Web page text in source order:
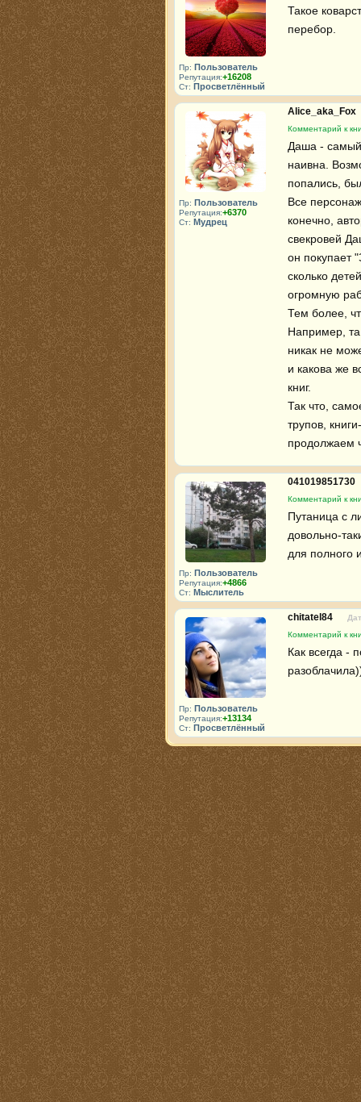
Пр: Пользователь
Репутация:+16208
Ст: Просветлённый
Такое
перебор.
Пр: Пользователь
Репутация:+6370
Ст: Мудрец
Alice_aka_Fox
Комментарий к
Даша -
наивна.
попались,
Все
конечно,
свекровей
он покупает
сколько
огромную
Тем более,
Например,
никак не
и какова же
книг.
Так что,
трупов,
продолжаем
Пр: Пользователь
Репутация:+4866
Ст: Мыслитель
041019851730
Комментарий к
Путаница с
довольно-
для полного
Пр: Пользователь
Репутация:+13134
Ст: Просветлённый
chitatel84
Комментарий к
Как всегда -